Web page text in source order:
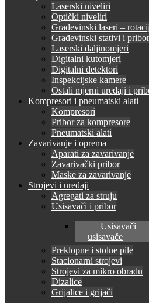
Laserski niveliri
Optički niveliri
Građevinski laseri –
Građevinski stativi i pribor
Laserski daljinomjeri
Digitalni kutomjeri
Digitalni detektori
Inspekcijske kamere
Ostali mjerni uređaji i
Kompresori i pneumatski alati
Kompresori
Pribor za kompresore
Pneumatski alati
Zavarivanje i oprema
Aparati za zavarivanje
Zavarivački pribor
Maske za zavarivanje
Strojevi i uređaji
Agregati za struju
Usisavači i pribor
Usisavači
usisavače
Preklopne i stolne pile
Stacionarni strojevi
Strojevi za mikro obradu
Dizalice
Grijalice i grijači